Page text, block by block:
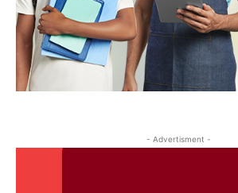
- Advertisment -